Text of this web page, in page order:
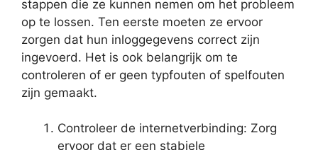
stappen die ze kunnen nemen om het probleem
op te lossen. Ten eerste moeten ze ervoor
zorgen dat hun inloggegevens correct zijn
ingevoerd. Het is ook belangrijk om te
controleren of er geen typfouten of spelfouten
zijn gemaakt.
Controleer de internetverbinding: Zorg
ervoor dat er een stabiele